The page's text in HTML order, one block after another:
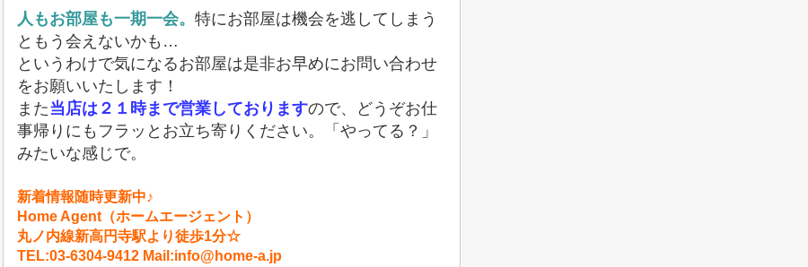
人もお部屋も一期一会。 特にお部屋は機会を逃してしまう
ともう会えないかも…
というわけで気になるお部屋は是非お早めにお問い合わせ
をお願いいたします！
また当店は２１時まで営業しておりますので、どうぞお仕
事帰りにもフラッとお立ち寄りください。「やってる？」
みたいな感じで。
新着情報随時更新中♪
Home Agent（ホームエージェント）
丸ノ内線新高円寺駅より徒歩1分☆
TEL:03-6304-9412 Mail:info@home-a.jp